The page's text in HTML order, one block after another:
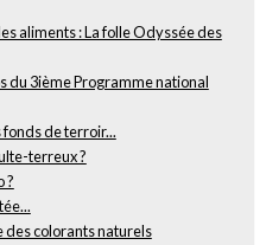
aliments : La folle Odyssée des
du 3ième Programme national
de terroir...
terreux ?
?
des colorants naturels